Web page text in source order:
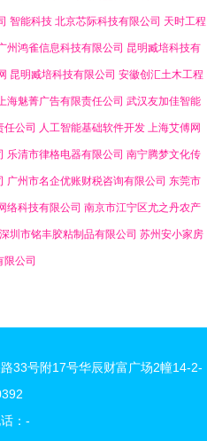
智能科技 北京芯际科技有限公司 天时工程
州鸿雀信息科技有限公司 昆明臧培科技有
昆明臧培科技有限公司 安徽创汇土木工程
海魅菁广告有限责任公司 武汉友加佳智能
任公司 人工智能基础软件开发 上海艾傅网
乐清市律格电器有限公司 南宁腾梦文化传
广州市名企优账财税咨询有限公司 东莞市
络科技有限公司 南京市江宁区尤之丹农产
深圳市铭丰胶粘制品有限公司 苏州安小家房
限公司
33号附17号华辰财富广场2幢14-2-
：-